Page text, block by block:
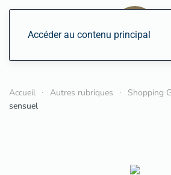
Accéder au contenu principal
Accueil Autres rubriques Shopping
sensuel